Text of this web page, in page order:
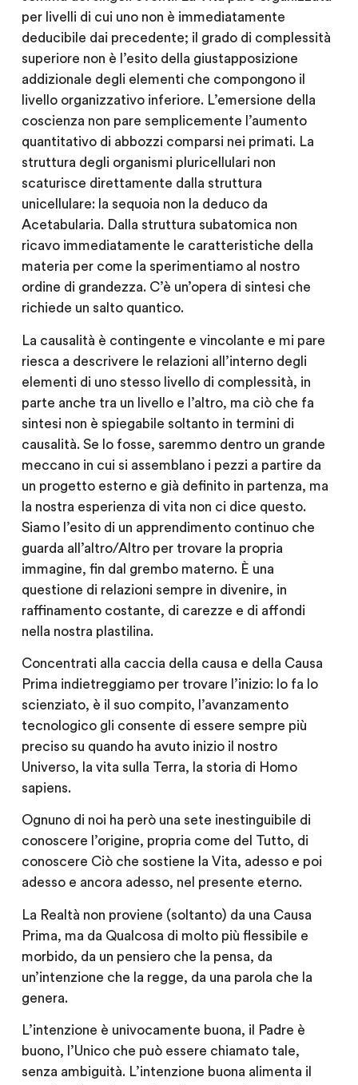
per livelli di cui uno non è immediatamente
deducibile dai precedente; il grado di complessità
superiore non è l’esito della giustapposizione
addizionale degli elementi che compongono il
livello organizzativo inferiore. L’emersione della
coscienza non pare semplicemente l’aumento
quantitativo di abbozzi comparsi nei primati. La
struttura degli organismi pluricellulari non
scaturisce direttamente dalla struttura
unicellulare: la sequoia non la deduco da
Acetabularia. Dalla struttura subatomica non
ricavo immediatamente le caratteristiche della
materia per come la sperimentiamo al nostro
ordine di grandezza. C’è un’opera di sintesi che
richiede un salto quantico.
La causalità è contingente e vincolante e mi pare
riesca a descrivere le relazioni all’interno degli
elementi di uno stesso livello di complessità, in
parte anche tra un livello e l’altro, ma ciò che fa
sintesi non è spiegabile soltanto in termini di
causalità. Se lo fosse, saremmo dentro un grande
meccano in cui si assemblano i pezzi a partire da
un progetto esterno e già definito in partenza, ma
la nostra esperienza di vita non ci dice questo.
Siamo l’esito di un apprendimento continuo che
guarda all’altro/Altro per trovare la propria
immagine, fin dal grembo materno. È una
questione di relazioni sempre in divenire, in
raffinamento costante, di carezze e di affondi
nella nostra plastilina.
Concentrati alla caccia della causa e della Causa
Prima indietreggiamo per trovare l’inizio: lo fa lo
scienziato, è il suo compito, l’avanzamento
tecnologico gli consente di essere sempre più
preciso su quando ha avuto inizio il nostro
Universo, la vita sulla Terra, la storia di Homo
sapiens.
Ognuno di noi ha però una sete inestinguibile di
conoscere l’origine, propria come del Tutto, di
conoscere Ciò che sostiene la Vita, adesso e poi
adesso e ancora adesso, nel presente eterno.
La Realtà non proviene (soltanto) da una Causa
Prima, ma da Qualcosa di molto più flessibile e
morbido, da un pensiero che la pensa, da
un’intenzione che la regge, da una parola che la
genera.
L’intenzione è univocamente buona, il Padre è
buono, l’Unico che può essere chiamato tale,
senza ambiguità. L’intenzione buona alimenta il